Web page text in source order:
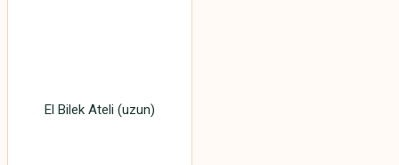
El Bilek Ateli (uzun)